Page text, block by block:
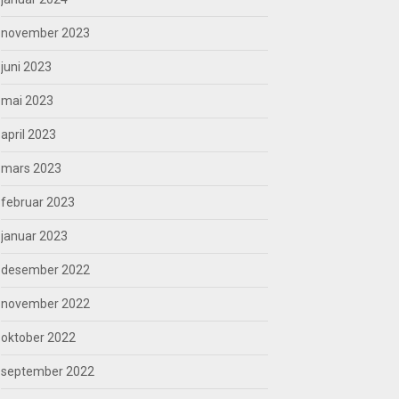
november 2023
juni 2023
mai 2023
april 2023
mars 2023
februar 2023
januar 2023
desember 2022
november 2022
oktober 2022
september 2022